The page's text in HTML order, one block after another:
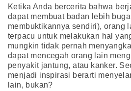
Ketika Anda bercerita bahwa
dapat membuat badan lebih
membuktikannya sendiri), orang
terpacu untuk melakukan hal
mungkin tidak pernah
dapat mencegah orang lain
penyakit jantung, atau kanker.
menjadi inspirasi berarti
lain, bukan?